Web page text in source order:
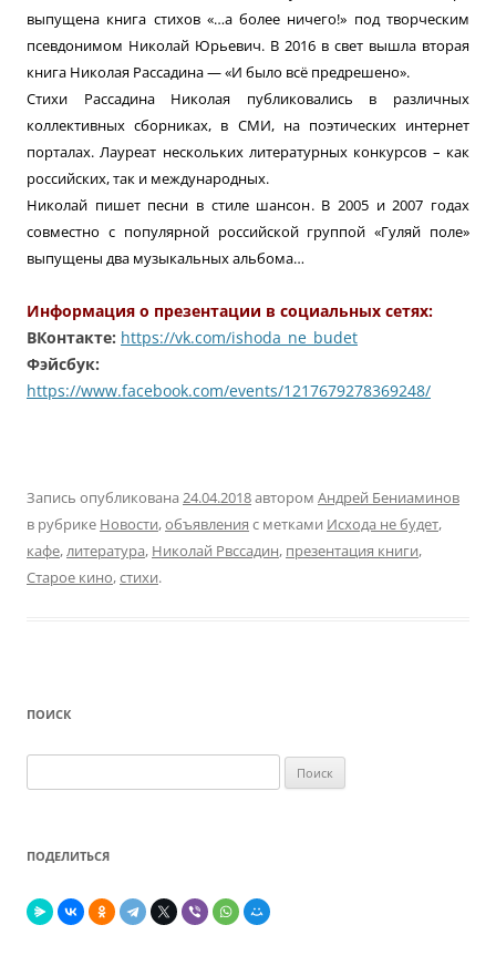
выпущена книга стихов «…а более ничего!» под творческим
псевдонимом Николай Юрьевич. В 2016 в свет вышла вторая
книга Николая Рассадина — «И было всё предрешено».
Стихи Рассадина Николая публиковались в различных
коллективных сборниках, в СМИ, на поэтических интернет
порталах. Лауреат нескольких литературных конкурсов – как
российских, так и международных.
Николай пишет песни в стиле шансон. В 2005 и 2007 годах
совместно с популярной российской группой «Гуляй поле»
выпущены два музыкальных альбома…
Информация о презентации в социальных сетях:
ВКонтакте: https://vk.com/ishoda_ne_budet
Фэйсбук:
https://www.facebook.com/events/1217679278369248/
Запись опубликована 24.04.2018автором Андрей Бениаминов
в рубрике Новости,объявления с метками Исхода не будет,
кафе, литература, Николай Рвссадин, презентация книги,
Старое кино,стихи.
ПОИСК
ПОДЕЛИТЬСЯ